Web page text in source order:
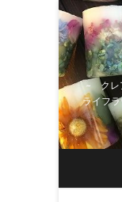
Skip
to
content
~ クレ
ライフ